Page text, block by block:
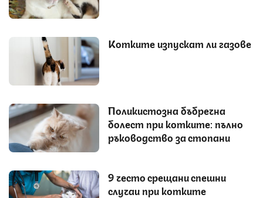
Котките изпускат ли газове
Поликистозна бъбречна
болест при котките: пълно
ръководство за стопани
9 често срещани спешни
случаи при котките